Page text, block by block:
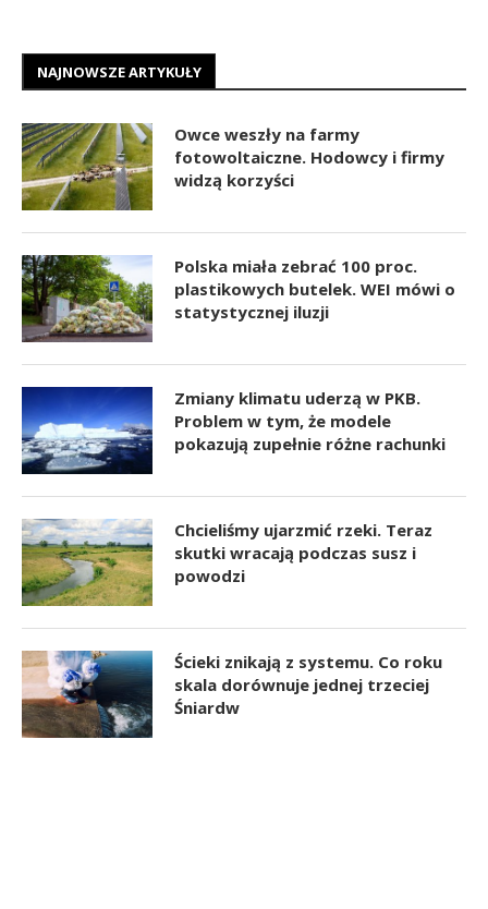
NAJNOWSZE ARTYKUŁY
Owce weszły na farmy
fotowoltaiczne. Hodowcy i firmy
widzą korzyści
Polska miała zebrać 100 proc.
plastikowych butelek. WEI mówi o
statystycznej iluzji
Zmiany klimatu uderzą w PKB.
Problem w tym, że modele
pokazują zupełnie różne rachunki
Chcieliśmy ujarzmić rzeki. Teraz
skutki wracają podczas susz i
powodzi
Ścieki znikają z systemu. Co roku
skala dorównuje jednej trzeciej
Śniardw